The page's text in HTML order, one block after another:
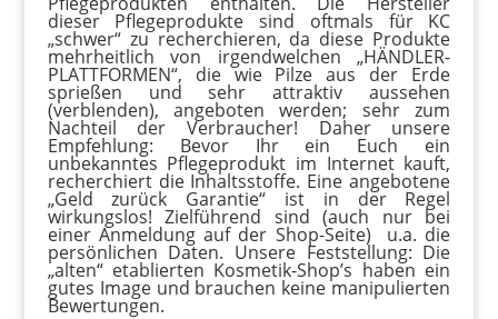
dieser Pflegeprodukte sind oftmals für KC
„schwer“ zu recherchieren, da diese Produkte
mehrheitlich von irgendwelchen „HÄNDLER-
PLATTFORMEN“, die wie Pilze aus der Erde
sprießen und sehr attraktiv aussehen
(verblenden), angeboten werden; sehr zum
Nachteil der Verbraucher! Daher unsere
Empfehlung: Bevor Ihr ein Euch ein
unbekanntes Pflegeprodukt im Internet kauft,
recherchiert die Inhaltsstoffe. Eine angebotene
„Geld zurück Garantie“ ist in der Regel
wirkungslos! Zielführend sind (auch nur bei
einer Anmeldung auf der Shop-Seite) u.a. die
persönlichen Daten. Unsere Feststellung: Die
„alten“ etablierten Kosmetik-Shop’s haben ein
gutes Image und brauchen keine manipulierten
Bewertungen.